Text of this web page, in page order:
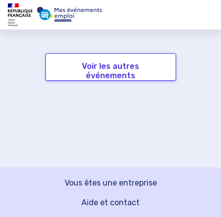
Voir les autres
événements
Vous êtes une entreprise
Aide et contact